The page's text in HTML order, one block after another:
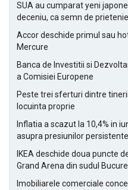
SUA au cumparat yeni
deceniu, ca semn de prietenie
Accor deschide primul sau
Mercure
Banca de Investitii si
a Comisiei Europene
Peste trei sferturi dintre
locuinta proprie
Inflatia a scazut la 10,4% in
asupra presiunilor
IKEA deschide doua puncte
Grand Arena din sudul
Imobiliarele comerciale